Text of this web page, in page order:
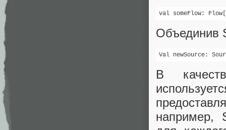
val someFlow:
Объединив
Val newSource:
В
например,